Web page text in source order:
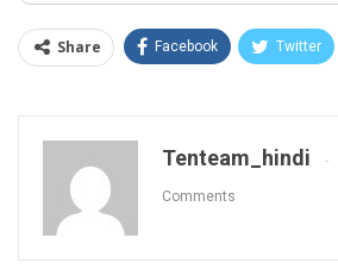
Share Facebook Twitter
Tenteam_hindi
Comments